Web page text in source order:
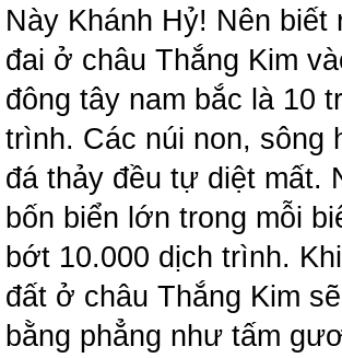
Này Khánh Hỷ! Nên biết
đai ở châu Thắng Kim
đông tây nam bắc là 10
trình. Các núi non, sông
đá thảy đều tự diệt mất.
bốn biển lớn trong mỗi
bớt 10.000 dịch trình.
đất ở châu Thắng Kim
bằng phẳng như tấm